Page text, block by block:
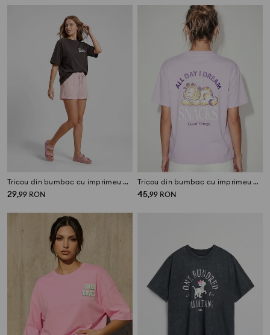
Tricou din bumbac cu imprimeu pe spate Barbie
29,99 RON
Tricou din bumbac cu imprimeu Garfield
45,99 RON